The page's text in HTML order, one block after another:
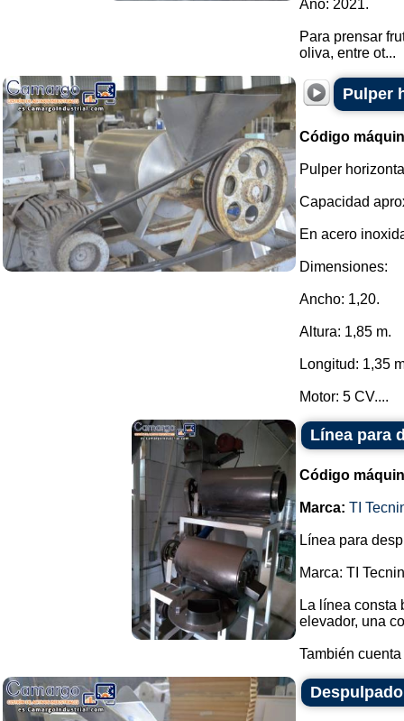
Año: 2021.
Para prensar
oliva, entre ot...
Pulper
Código
Pulper
Capacidad
En acero
Dimensiones:
Ancho: 1,20.
Altura: 1,85 m.
Longitud: 1,35
Motor: 5 CV....
Línea para
Código
Marca: TI
Línea para
Marca: TI
La línea consta
elevador, una
También